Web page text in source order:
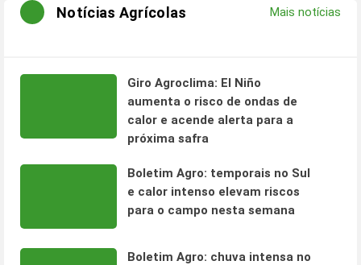
Notícias Agrícolas Mais notícias
Giro Agroclima: El Niño
aumenta o risco de ondas de
calor e acende alerta para a
próxima safra
Boletim Agro: temporais no Sul
e calor intenso elevam riscos
para o campo nesta semana
Boletim Agro: chuva intensa no